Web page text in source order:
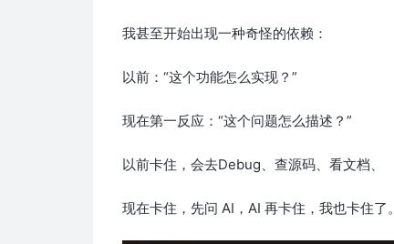
我甚至开始出现一种奇怪的依赖：
以前：“这个功能怎么实现？”
现在第一反应：“这个问题怎么描述？”
以前卡住，会去Debug、查源码、看文档、
现在卡住，先问 AI，AI 再卡住，我也卡住了。